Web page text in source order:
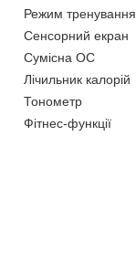
Режим тренування
Сенсорний екран
Сумісна ОС
Лічильник калорій
Тонометр
Фітнес-функції